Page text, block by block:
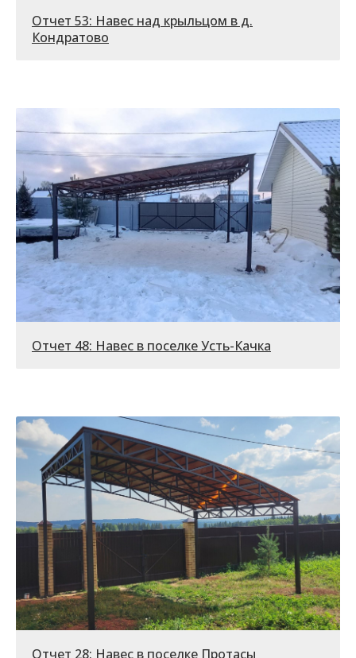
Отчет 53: Навес над крыльцом в д.
Кондратово
Отчет 48: Навес в поселке Усть-Качка
Отчет 28: Навес в поселке Протасы